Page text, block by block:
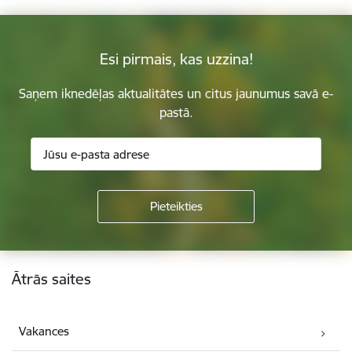
Esi pirmais, kas uzzina!
Saņem iknedēļas aktualitātes un citus jaunumus savā e-
pastā.
Kājene
Ātrās saites
Vakances